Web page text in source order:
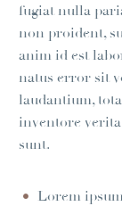
fugiat nulla
non proident,
anim id est
natus error sit
laudantium,
inventore
sunt.
Lorem